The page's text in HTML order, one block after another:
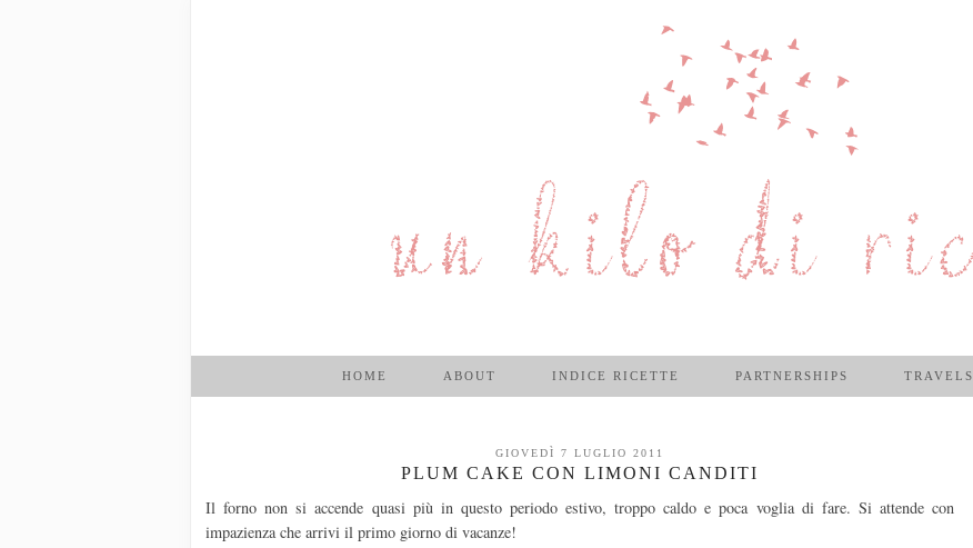
HOME ABOUT INDICE RICETTE PARTNERSHIPS TRAVELS
GIOVEDÌ 7 LUGLIO 2011
PLUM CAKE CON LIMONI CANDITI
Il forno non si accende quasi più in questo periodo estivo, troppo caldo e poca voglia di fare. Si attende con
impazienza che arrivi il primo giorno di vacanze!